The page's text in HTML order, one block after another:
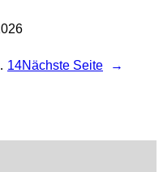
14Nächste Seite →